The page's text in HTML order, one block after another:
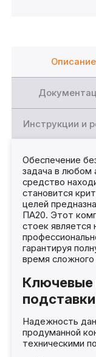
Описание
Инструкции и
Обеспечение
задача в любом
средство
становится
целей
ПА20. Этот
стоек
гарантируя
время
Ключевые
Надежность
продуманной
техническими